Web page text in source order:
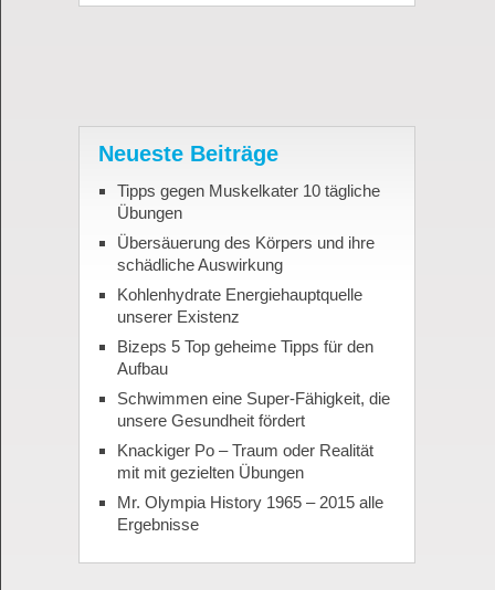
Neueste Beiträge
Tipps gegen Muskelkater 10 tägliche
Übungen
Übersäuerung des Körpers und ihre
schädliche Auswirkung
Kohlenhydrate Energiehauptquelle
unserer Existenz
Bizeps 5 Top geheime Tipps für den
Aufbau
Schwimmen eine Super-Fähigkeit, die
unsere Gesundheit fördert
Knackiger Po – Traum oder Realität
mit mit gezielten Übungen
Mr. Olympia History 1965 – 2015 alle
Ergebnisse